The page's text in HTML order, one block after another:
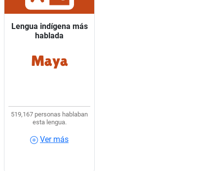
Lengua indígena más
hablada
Maya
519,167 personas hablaban
esta lengua.
Ver más
Lengua indígena más
hablada
9 de cada 10 hablantes
de lengua indígena
Ver más